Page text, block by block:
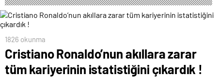
1826 okunma
Cristiano Ronaldo’nun akıllara zarar
tüm kariyerinin istatistiğini çıkardık !